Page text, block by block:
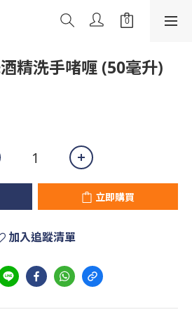
精洗手啫喱 (50毫升)
立即購買
加入追蹤清單